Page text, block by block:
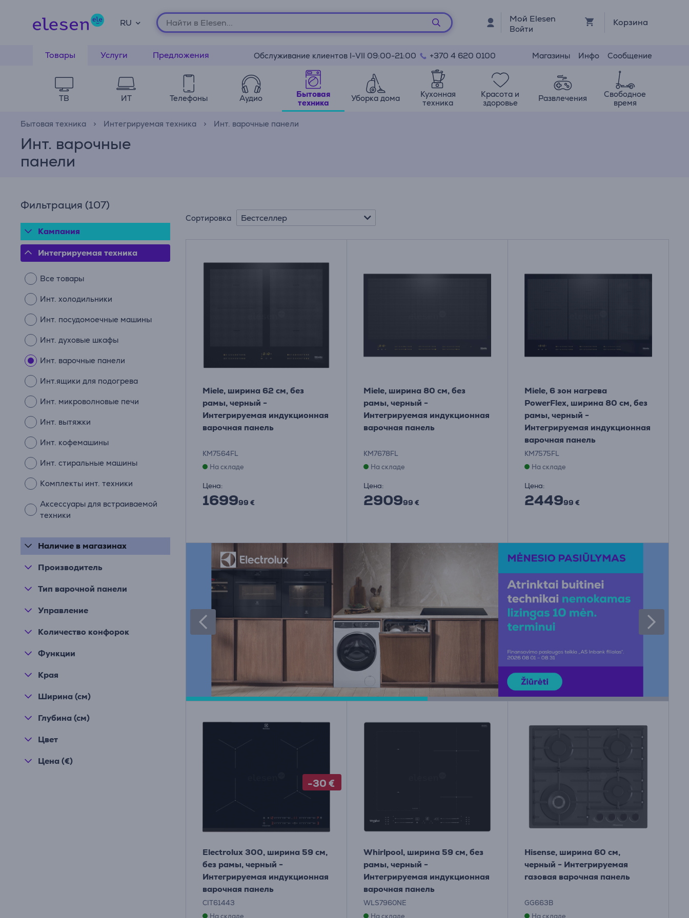
RU Мой Elesen
Войти
Корзина
Товары Услуги Предложения Обслуживание клиентов I-VII 09:00-21:00 +370 4 620 0100 Магазины Инфо Сообщение
ТВ ИТ Телефоны Аудио
Бытовая
техника
Уборка дома
Кухонная
техника
Красота и
здоровье
Развлечения
Свободное
время
Бытовая техника Интегрируемая техника Инт. варочные панели
Инт. варочные
панели
Фильтрация (107)
Кампания
Интегрируемая техника
Все товары
Инт. холодильники
Инт. посудомоечные машины
Инт. духовые шкафы
Инт. варочные панели
Инт.ящики для подогрева
Инт. микроволновые печи
Инт. вытяжки
Инт. кофемашины
Инт. стиральные машины
Комплекты инт. техники
Аксессуары для встраиваемой
техники
Наличие в магазинах
Производитель
Тип варочной панели
Управление
Количество конфорок
Функции
Края
Ширина (см)
Глубина (см)
Цвет
Цена (€)
Сортировка Бестселлер
Miele, ширина 62 см, без
рамы, черный -
Интегрируемая индукционная
варочная панель
KM7564FL
На складе
Цена:
169999 €
Miele, ширина 80 см, без
рамы, черный -
Интегрируемая индукционная
варочная панель
KM7678FL
На складе
Цена:
290999 €
Miele, 6 зон нагрева
PowerFlex, ширина 80 см, без
рамы, черный -
Интегрируемая индукционная
варочная панель
KM7575FL
На складе
Цена:
244999 €
-30 €
Electrolux 300, ширина 59 см,
без рамы, черный -
Интегрируемая индукционная
варочная панель
CIT61443
На складе
Whirlpool, ширина 59 см, без
рамы, черный -
Интегрируемая индукционная
варочная панель
WLS7960NE
На складе
Hisense, ширина 60 см,
черный - Интегрируемая
газовая варочная панель
GG663B
На складе